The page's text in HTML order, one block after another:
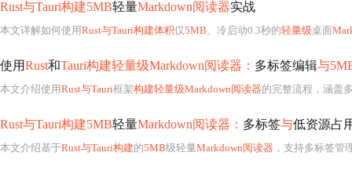
Rust与Tauri构建5MB轻量Markdown阅读器实战
本文详解如何使用Rust与Tauri构建体积仅5MB、冷启动0.3秒的轻量级桌面
使用Rust和Tauri构建轻量级Markdown阅读器： 多标签编辑与
本文介绍使用Rust与Tauri框架构建轻量级Markdown阅读器的完整流程，涵盖
Rust与Tauri构建5MB轻量Markdown阅读器： 多标签与低资源占
本文介绍基于Rust与Tauri构建的5MB级轻量Markdown阅读器 ，支持多标签管